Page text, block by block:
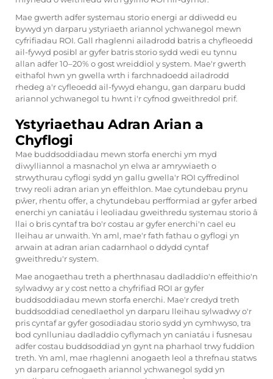
Mae gwerth adfer systemau storio energi ar ddiwedd eu
bywyd yn darparu ystyriaeth ariannol ychwanegol mewn
cyfrifiadau ROI. Gall rhaglenni ailadrodd batris a chyfleoedd
ail-fywyd posibl ar gyfer batris storio sydd wedi eu tynnu
allan adfer 10–20% o gost wreiddiol y system. Mae'r gwerth
eithafol hwn yn gwella wrth i farchnadoedd ailadrodd
rhedeg a'r cyfleoedd ail-fywyd ehangu, gan darparu budd
ariannol ychwanegol tu hwnt i'r cyfnod gweithredol prif.
Ystyriaethau Adran Arian a
Chyflogi
Mae buddsoddiadau mewn storfa enerchi ym myd
diwylliannol a masnachol yn elwa ar amrywiaeth o
strwythurau cyflogi sydd yn gallu gwella'r ROI cyffredinol
trwy reoli adran arian yn effeithlon. Mae cytundebau prynu
pŵer, rhentu offer, a chytundebau perfformiad ar gyfer arbed
enerchi yn caniatáu i leoliadau gweithredu systemau storio â
llai o bris cyntaf tra bo'r costau ar gyfer enerchi'n cael eu
lleihau ar unwaith. Yn aml, mae'r fath fathau o gyflogi yn
arwain at adran arian cadarnhaol o ddydd cyntaf
gweithredu'r system.
Mae anogaethau treth a pherthnasau dadladdio'n effeithio'n
sylwadwy ar y cost netto a chyfrifiad ROI ar gyfer
buddsoddiadau mewn storfa enerchi. Mae'r credyd treth
buddsoddiad cenedlaethol yn darparu lleihau sylwadwy o'r
pris cyntaf ar gyfer gosodiadau storio sydd yn cymhwyso, tra
bod cynlluniau dadladdio cyflymach yn caniatáu i fusnesau
adfer costau buddsoddiad yn gynt na pharhaol trwy fuddion
treth. Yn aml, mae rhaglenni anogaeth leol a threfnau statws
yn darparu cefnogaeth ariannol ychwanegol sydd yn